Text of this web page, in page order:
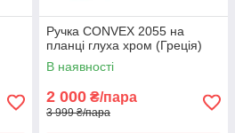
Ручка CONVEX 2055 на
планці глуха хром (Греція)
В наявності
2 000 ₴/пара
3 999 ₴/пара